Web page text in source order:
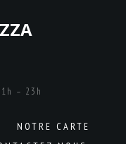
– 23h
NOTRE CARTE